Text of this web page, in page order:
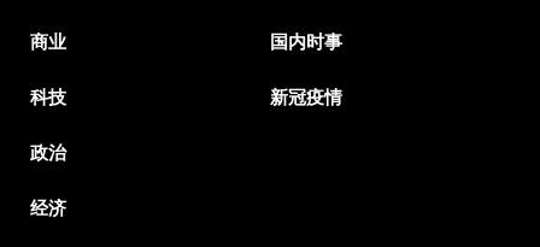
商业
科技
政治
经济
国内时事
新冠疫情